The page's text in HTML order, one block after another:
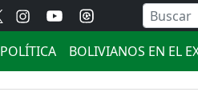
POLÍTICA BOLIVIANOS EN EL